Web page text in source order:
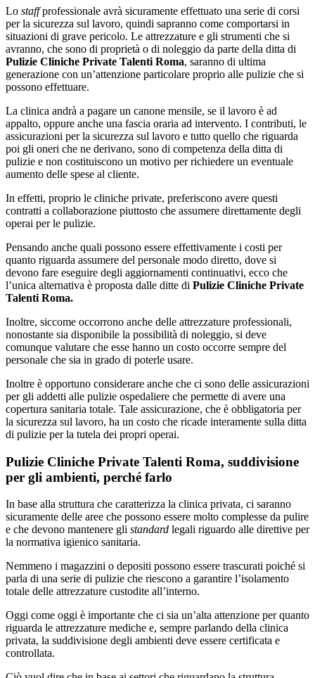
Lo staffprofessionale avrà sicuramente effettuato una serie di corsi
per la sicurezza sul lavoro, quindi sapranno come comportarsi in
situazioni di grave pericolo. Le attrezzature e gli strumenti che si
avranno, che sono di proprietà o di noleggio da parte della ditta di
Pulizie Cliniche Private Talenti Roma, saranno di ultima
generazione con un’attenzione particolare proprio alle pulizie che si
possono effettuare.
La clinica andrà a pagare un canone mensile, se il lavoro è ad
appalto, oppure anche una fascia oraria ad intervento. I contributi, le
assicurazioni per la sicurezza sul lavoro e tutto quello che riguarda
poi gli oneri che ne derivano, sono di competenza della ditta di
pulizie e non costituiscono un motivo per richiedere un eventuale
aumento delle spese al cliente.
In effetti, proprio le cliniche private, preferiscono avere questi
contratti a collaborazione piuttosto che assumere direttamente degli
operai per le pulizie.
Pensando anche quali possono essere effettivamente i costi per
quanto riguarda assumere del personale modo diretto, dove si
devono fare eseguire degli aggiornamenti continuativi, ecco che
l’unica alternativa è proposta dalle ditte di Pulizie Cliniche Private
Talenti Roma.
Inoltre, siccome occorrono anche delle attrezzature professionali,
nonostante sia disponibile la possibilità di noleggio, si deve
comunque valutare che esse hanno un costo occorre sempre del
personale che sia in grado di poterle usare.
Inoltre è opportuno considerare anche che ci sono delle assicurazioni
per gli addetti alle pulizie ospedaliere che permette di avere una
copertura sanitaria totale. Tale assicurazione, che è obbligatoria per
la sicurezza sul lavoro, ha un costo che ricade interamente sulla ditta
di pulizie per la tutela dei propri operai.
Pulizie Cliniche Private Talenti Roma, suddivisione
per gli ambienti, perché farlo
In base alla struttura che caratterizza la clinica privata, ci saranno
sicuramente delle aree che possono essere molto complesse da pulire
e che devono mantenere gli standard legali riguardo alle direttive per
la normativa igienico sanitaria.
Nemmeno i magazzini o depositi possono essere trascurati poiché si
parla di una serie di pulizie che riescono a garantire l’isolamento
totale delle attrezzature custodite all’interno.
Oggi come oggi è importante che ci sia un’alta attenzione per quanto
riguarda le attrezzature mediche e, sempre parlando della clinica
privata, la suddivisione degli ambienti deve essere certificata e
controllata.